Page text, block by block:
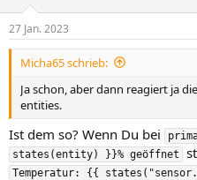
27 Jan. 2023
Micha65 schrieb:
Ja schon, aber dann reagiert ja
entities.
Ist dem so? Wenn Du bei
states(entity) }}% geöffnet
Temperatur: {{